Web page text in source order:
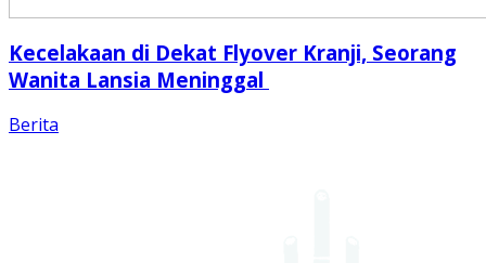
Kecelakaan di Dekat Flyover Kranji, Seorang
Wanita Lansia Meninggal
Berita